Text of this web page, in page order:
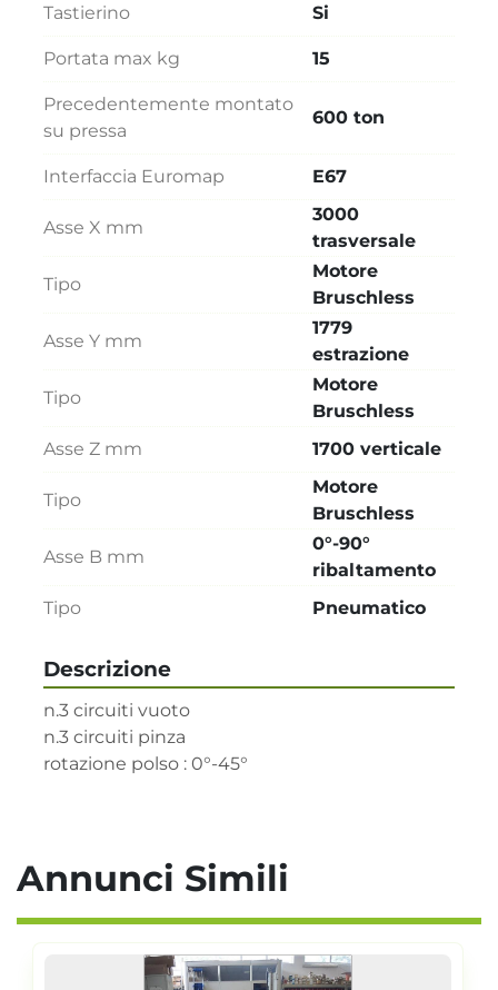
Descrizione
n.3 circuiti vuoto
n.3 circuiti pinza
rotazione polso : 0°-45°
Tastierino Si
Portata max kg 15
Precedentemente montato
su pressa
600 ton
Interfaccia Euromap E67
Asse X mm
3000
trasversale
Tipo
Motore
Bruschless
Asse Y mm
1779
estrazione
Tipo
Motore
Bruschless
Asse Z mm
1700 verticale
Tipo
Motore
Bruschless
Asse B mm
0°-90°
ribaltamento
Tipo
Pneumatico
Annunci Simili